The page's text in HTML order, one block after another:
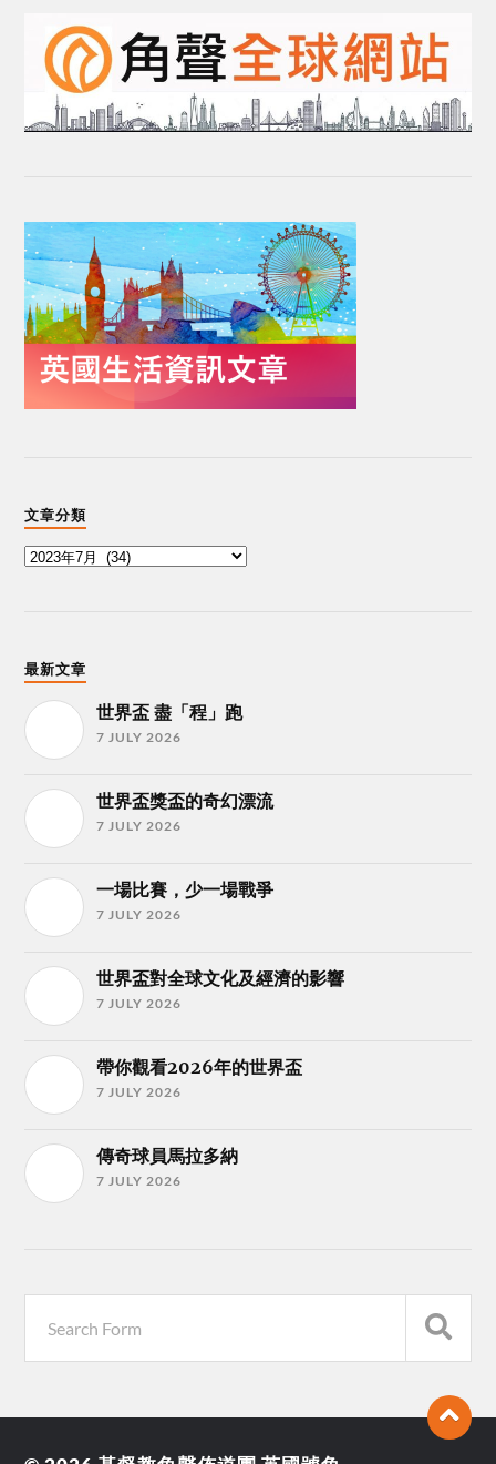
文章分類
最新文章
世界盃 盡「程」跑
7 JULY 2026
世界盃獎盃的奇幻漂流
7 JULY 2026
一場比賽，少一場戰爭
7 JULY 2026
世界盃對全球文化及經濟的影響
7 JULY 2026
帶你觀看2026年的世界盃
7 JULY 2026
傳奇球員馬拉多納
7 JULY 2026